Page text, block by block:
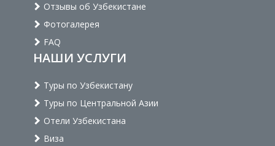
Отзывы об Узбекистане
Фотогалерея
FAQ
НАШИ УСЛУГИ
Туры по Узбекистану
Туры по Центральной Азии
Отели Узбекистана
Виза